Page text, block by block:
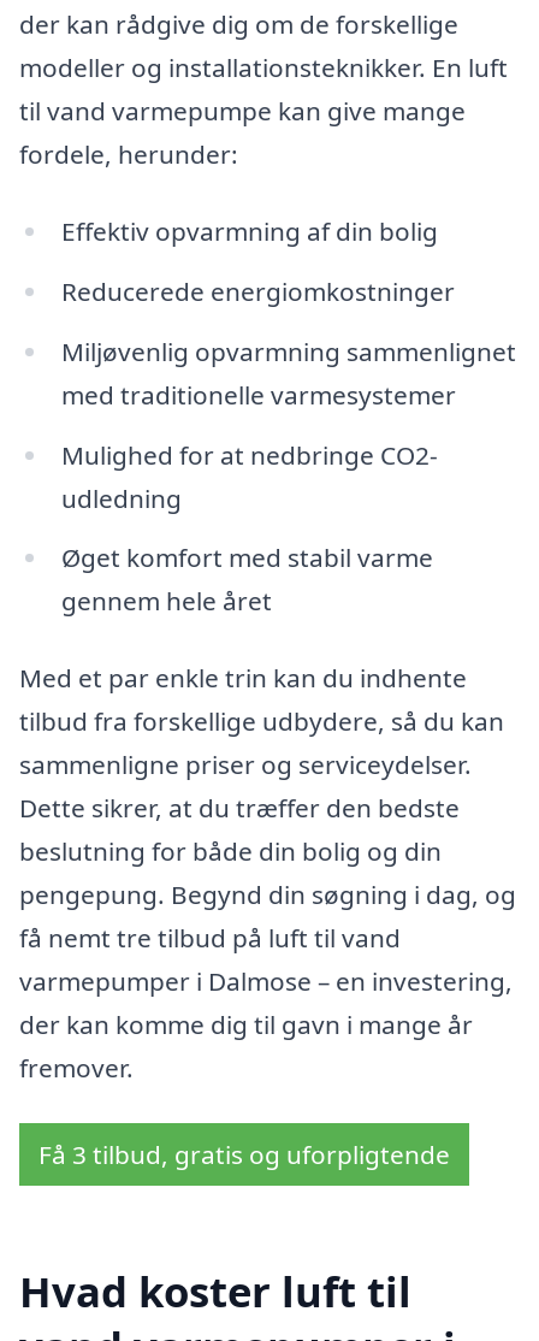
der kan rådgive dig om de forskellige
modeller og installationsteknikker. En luft
til vand varmepumpe kan give mange
fordele, herunder:
Effektiv opvarmning af din bolig
Reducerede energiomkostninger
Miljøvenlig opvarmning sammenlignet
med traditionelle varmesystemer
Mulighed for at nedbringe CO2-
udledning
Øget komfort med stabil varme
gennem hele året
Med et par enkle trin kan du indhente
tilbud fra forskellige udbydere, så du kan
sammenligne priser og serviceydelser.
Dette sikrer, at du træffer den bedste
beslutning for både din bolig og din
pengepung. Begynd din søgning i dag, og
få nemt tre tilbud på luft til vand
varmepumper i Dalmose – en investering,
der kan komme dig til gavn i mange år
fremover.
Få 3 tilbud, gratis og uforpligtende
Hvad koster luft til